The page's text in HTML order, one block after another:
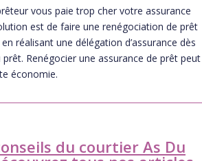
vous paie trop cher votre assurance
est de faire une renégociation de prêt
réalisant une délégation d’assurance dès
prêt. Renégocier une assurance de prêt peut
économie.
du courtier As Du